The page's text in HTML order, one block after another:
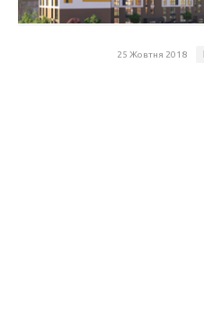
25 Жовтня 2018